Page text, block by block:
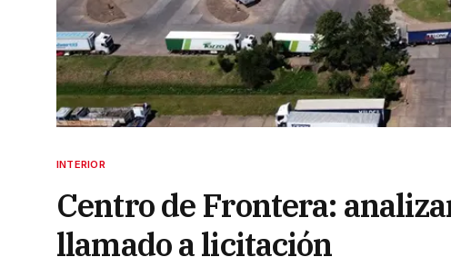
INTERIOR
Centro de Frontera:
llamado a licitación